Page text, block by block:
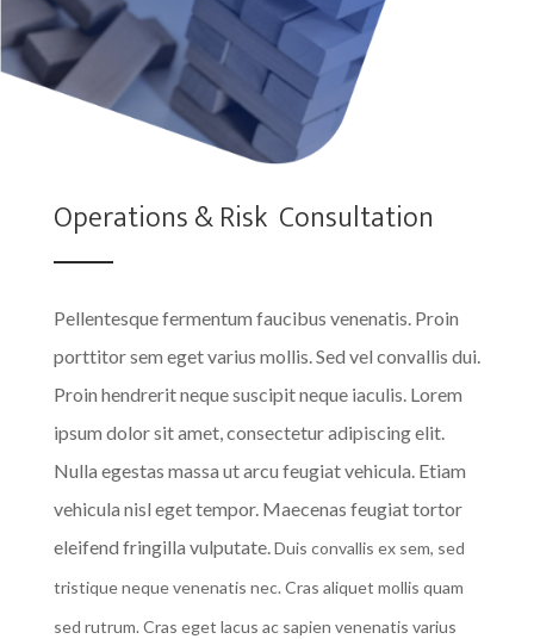
Operations & Risk Consultation
Pellentesque fermentum faucibus venenatis. Proin
porttitor sem eget varius mollis. Sed vel convallis dui.
Proin hendrerit neque suscipit neque iaculis. Lorem
ipsum dolor sit amet, consectetur adipiscing elit.
Nulla egestas massa ut arcu feugiat vehicula. Etiam
vehicula nisl eget tempor. Maecenas feugiat tortor
eleifend fringilla vulputate.Duis convallis ex sem, sed
tristique neque venenatis nec. Cras aliquet mollis quam
sed rutrum. Cras eget lacus ac sapien venenatis varius